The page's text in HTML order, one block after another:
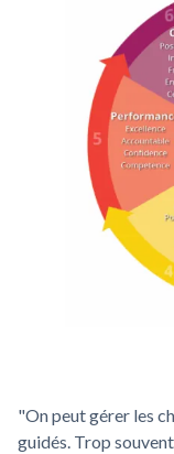
"On peut gérer les
guidés. Trop